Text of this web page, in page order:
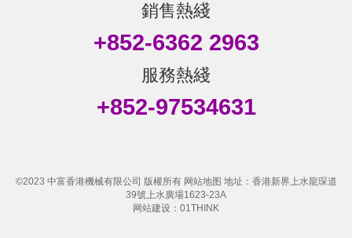
銷售熱綫
+852-6362 2963
服務熱綫
+852-97534631
©2023 中富香港機械有限公司 版權所有 网站地图 地址：香港新界上水龍琛道
39號上水廣場1623-23A
网站建设：01THINK